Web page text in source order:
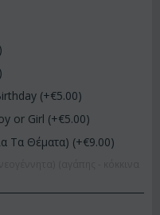
)
)
(+€5.00)
or Girl (+€5.00)
Τα Θέματα) (+€9.00)